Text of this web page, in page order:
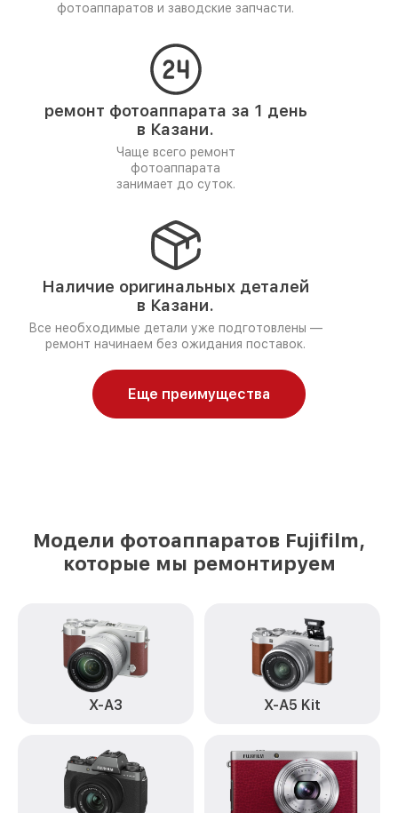
фотоаппаратов и заводские запчасти.
ремонт фотоаппарата за 1 день
в Казани.
Чаще всего ремонт
фотоаппарата
занимает до суток.
Наличие оригинальных деталей
в Казани.
Все необходимые детали уже подготовлены —
ремонт начинаем без ожидания поставок.
Еще преимущества
Модели фотоаппаратов Fujifilm,
которые мы ремонтируем
X-A3 X-A5 Kit